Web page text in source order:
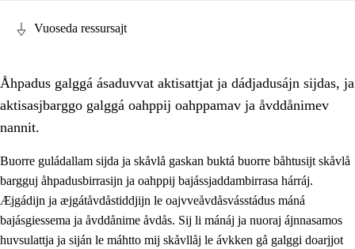
Vuoseda ressursajt
Åhpadus galggá ásaduvvat aktisattjat ja dádjadusájn sijdas, ja
aktisasjbarggo galggá oahppij oahppamav ja åvddånimev
nannit.
Buorre guládallam sijda ja skåvlå gaskan buktá buorre båhtusijt skåvlå
bargguj åhpadusbirrasijn ja oahppij bajássjaddambirrasa hárráj.
Æjgádijn ja æjgátåvdåstiddjijn le oajvveåvdåsvásstádus máná
bajásgiessema ja åvddånime åvdås. Sij li mánáj ja nuoraj ájnnasamos
huvsulattja ja siján le máhtto mij skåvllåj le ávkken gå galggi doarjjot